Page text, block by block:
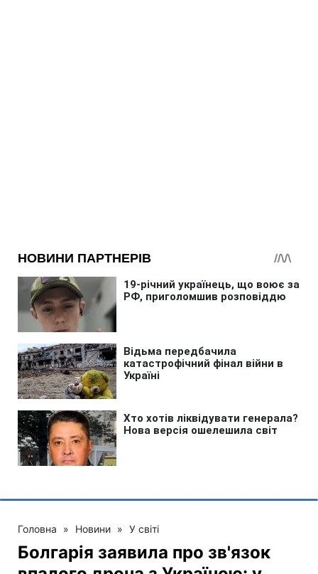
Головна » Новини » У світі
Болгарія заявила про зв'язок